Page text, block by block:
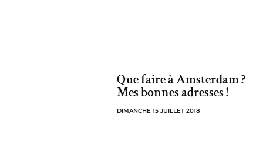
Que faire à Amsterdam ?
Mes bonnes adresses !
DIMANCHE 15 JUILLET 2018